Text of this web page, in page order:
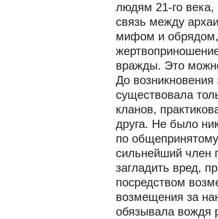
людям 21-го
связь между
мифом и обрядом,
вражды. Это
До возникновения
существовала
кланов,
друга. Не было
по
сильнейший член
загладить вред,
посредством
возмещения за
обязывала вождя